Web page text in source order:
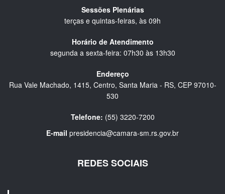
Sessões Plenárias
terças e quintas-feiras, às 09h
Horário de Atendimento
segunda a sexta-feira: 07h30 às 13h30
Endereço
Rua Vale Machado, 1415, Centro, Santa Maria - RS, CEP 97010-
530
Telefone: (55) 3220-7200
E-mail presidencia@camara-sm.rs.gov.br
REDES SOCIAIS